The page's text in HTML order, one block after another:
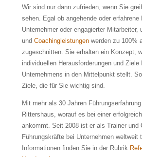
Wir sind nur dann zufrieden, wenn Sie
sehen. Egal ob angehende oder erfahrene
Unternehmer oder engagierter Mitarbeiter,
und Coachingleistungenwerden zu 100%
zugeschnitten. Sie erhalten ein Konzept,
individuellen Herausforderungen und Ziele
Unternehmens in den Mittelpunkt stellt.
Ziele, die für Sie wichtig sind.
Mit mehr als 30 Jahren
Rittershaus, worauf es bei einer
ankommt. Seit 2008 ist er als Trainer und
Führungskräfte bei Unternehmen weltweit
Informationen finden Sie in der Rubrik